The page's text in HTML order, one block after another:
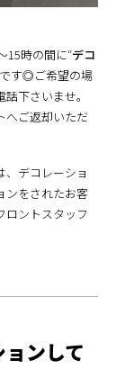
15時の間に″デコ
す◎ご希望の場
下さいませ。
へご返却いただ
デコレーショ
ンをされたお客
ロントスタッフ
ンして